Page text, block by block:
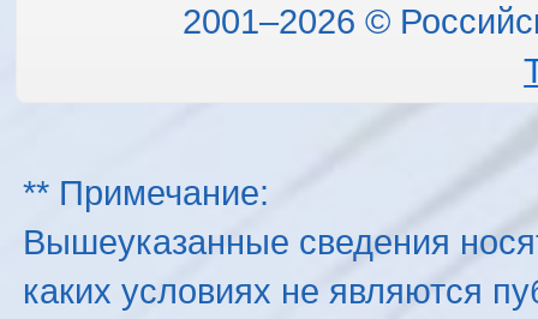
2001–2026 ©
** Примечание:
Вышеуказанные сведения
каких условиях не являются